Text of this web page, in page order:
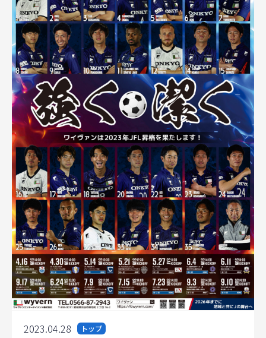
2023.04.28 トップ